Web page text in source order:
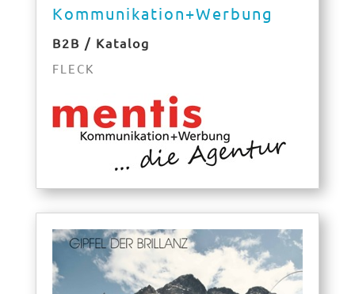
Kommunikation+Werbung
B2B / Katalog
FLECK